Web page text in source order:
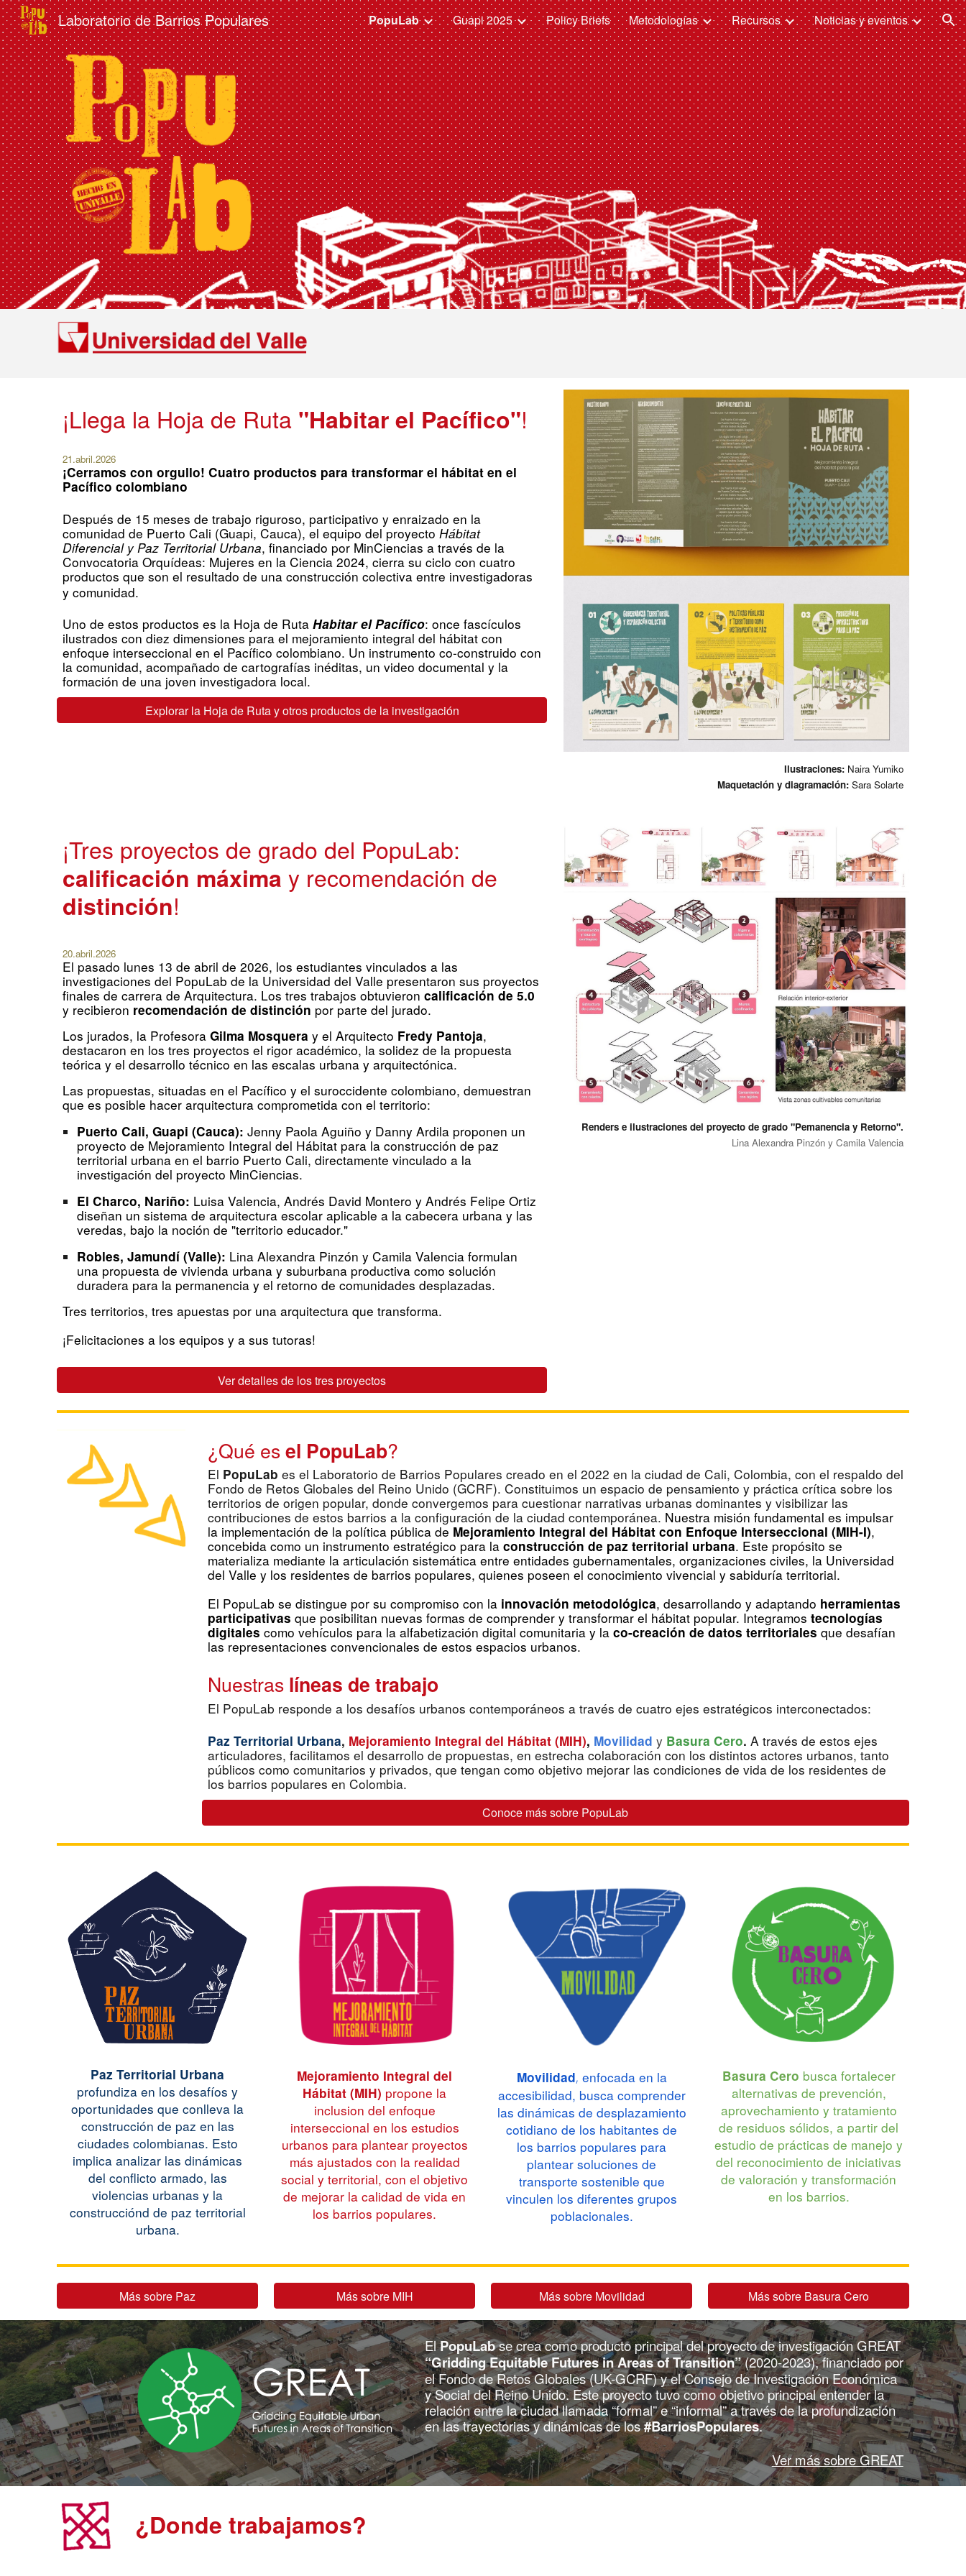
Skip to main content Skip to navigation
Laboratorio de Barrios Populares PopuLab Guapi 2025 Policy Briefs Metodologías Recursos Noticias y eventos
¡Llega la Hoja de Ruta "Habitar el Pacífico"!
21.abril.2026
¡Cerramos con orgullo! Cuatro productos para transformar el hábitat en el
Pacífico colombiano
Después de 15 meses de trabajo riguroso, participativo y enraizado en la
comunidad de Puerto Cali (Guapi, Cauca), el equipo del proyectoHábitat
Diferencial y Paz Territorial Urbana, financiado por MinCiencias a través de la
Convocatoria Orquídeas: Mujeres en la Ciencia 2024, cierra su ciclo con cuatro
productos que son el resultado de una construcción colectiva entre investigadoras
y comunidad.
Uno de estos productos es la Hoja de RutaHabitar el Pacífico: once fascículos
ilustrados con diez dimensiones para el mejoramiento integral del hábitat con
enfoque interseccional en el Pacífico colombiano. Un instrumento co-construido con
la comunidad, acompañado de cartografías inéditas, un video documental y la
formación de una joven investigadora local.
Explorar la Hoja de Ruta y otros productos de la investigación
Ilustraciones:Naira Yumiko
Maquetación y diagramación:Sara Solarte
¡Tres proyectos de gradodel PopuLab:
calificación máxima y recomendación de
distinción!
20.abril.2026
El pasado lunes 13 de abril de 2026, los estudiantes vinculados a las
investigaciones del PopuLab de la Universidad del Valle presentaron sus proyectos
finales de carrera de Arquitectura. Los tres trabajos obtuvieroncalificación de 5.0
y recibieron recomendación de distinción por parte del jurado.
Los jurados, la ProfesoraGilma Mosquera y el Arquitecto Fredy Pantoja,
destacaron en los tres proyectos el rigor académico, la solidez de la propuesta
teórica y el desarrollo técnico en las escalas urbana y arquitectónica.
Las propuestas, situadas en el Pacífico y el suroccidente colombiano, demuestran
que es posible hacer arquitectura comprometida con el territorio:
Puerto Cali, Guapi (Cauca): Jenny Paola Aguiño y Danny Ardila proponen un
proyecto de Mejoramiento Integral del Hábitat para la construcción de paz
territorial urbana en el barrio Puerto Cali, directamente vinculado a la
investigación del proyecto MinCiencias.
El Charco, Nariño: Luisa Valencia, Andrés David Montero y Andrés Felipe Ortiz
diseñan un sistema de arquitectura escolar aplicable a la cabecera urbana y las
veredas, bajo la noción de "territorio educador."
Robles, Jamundí (Valle): Lina Alexandra Pinzón y Camila Valencia formulan
una propuesta de vivienda urbana y suburbana productiva como solución
duradera para la permanencia y el retorno de comunidades desplazadas.
Tres territorios, tres apuestas por una arquitectura que transforma.
¡Felicitaciones a los equipos y a sus tutoras!
Ver detalles de los tres proyectos
Renders e ilustraciones del proyecto de grado "Pemanencia y Retorno".
Lina Alexandra Pinzón y Camila Valencia
¿Qué esel PopuLab?
El PopuLab es el Laboratorio de Barrios Populares creado en el 2022 en la ciudad de Cali, Colombia, con el respaldo del
Fondo de Retos Globales del Reino Unido (GCRF). Constituimos un espacio de pensamiento y práctica crítica sobre los
territorios de origen popular, donde convergemos para cuestionar narrativas urbanas dominantes y visibilizar las
contribuciones de estos barrios a la configuración de la ciudad contemporánea. Nuestra misión fundamental es impulsar
la implementación de la política pública de Mejoramiento Integral del Hábitat con Enfoque Interseccional (MIH-I),
concebida como un instrumento estratégico para la construcción de paz territorial urbana. Este propósito se
materializa mediante la articulación sistemática entre entidades gubernamentales, organizaciones civiles, la Universidad
del Valle y los residentes de barrios populares, quienes poseen el conocimiento vivencial y sabiduría territorial.
El PopuLab se distingue por su compromiso con la innovación metodológica, desarrollando y adaptando herramientas
participativas que posibilitan nuevas formas de comprender y transformar el hábitat popular. Integramos tecnologías
digitales como vehículos para la alfabetización digital comunitaria y la co-creación de datos territoriales que desafían
las representaciones convencionales de estos espacios urbanos.
Nuestraslíneas de trabajo
El PopuLab responde a los desafíos urbanos contemporáneos a través de cuatro ejes estratégicos interconectados:
Paz Territorial Urbana, Mejoramiento Integral del Hábitat (MIH), Movilidad y Basura Cero. A través de estos ejes
articuladores, facilitamos el desarrollo de propuestas, en estrecha colaboración con los distintos actores urbanos, tanto
públicos como comunitarios y privados, que tengan como objetivo mejorar las condiciones de vida de los residentes de
los barrios populares en Colombia.
Conoce más sobre PopuLab
Paz Territorial Urbana
profundiza en los desafíos y
oportunidades que conlleva la
construcción de paz en las
ciudades colombianas. Esto
implica analizar las dinámicas
del conflicto armado, las
violencias urbanas y la
construcciónd de paz territorial
urbana.
Mejoramiento Integral del
Hábitat (MIH) propone la
inclusion del enfoque
interseccional en los estudios
urbanos para plantearproyectos
más ajustados con la realidad
social y territorial, con el objetivo
de mejorar la calidad de vida en
los barrios populares.
Movilidad, enfocada en la
accesibilidad, busca comprender
las dinámicas de desplazamiento
cotidiano de los habitantes de
los barrios populares para
plantear soluciones de
transporte sostenible que
vinculen los diferentes grupos
poblacionales.
Basura Cero busca fortalecer
alternativas de prevención,
aprovechamiento y tratamiento
de residuos sólidos, a partir del
estudio de prácticas de manejo y
del reconocimiento de iniciativas
de valoración y transformación
en los barrios.
Más sobre Paz Más sobre MIH Más sobre Movilidad Más sobre Basura Cero
ElPopuLabse crea como productoprincipal del proyecto de investigación GREAT
“Gridding Equitable Futures in Areas of Transition”(2020-2023), financiado por
el Fondo de Retos Globales (UK-GCRF) y el Consejo de Investigación Económica
y Socialdel Reino Unido. Este proyecto tuvocomo objetivo principal entender la
relación entre la ciudad llamada “formal” e “informal” a través de la profundización
en las trayectorias y dinámicas de los#BarriosPopulares.
Ver más sobre GREAT
¿Donde trabajamos?